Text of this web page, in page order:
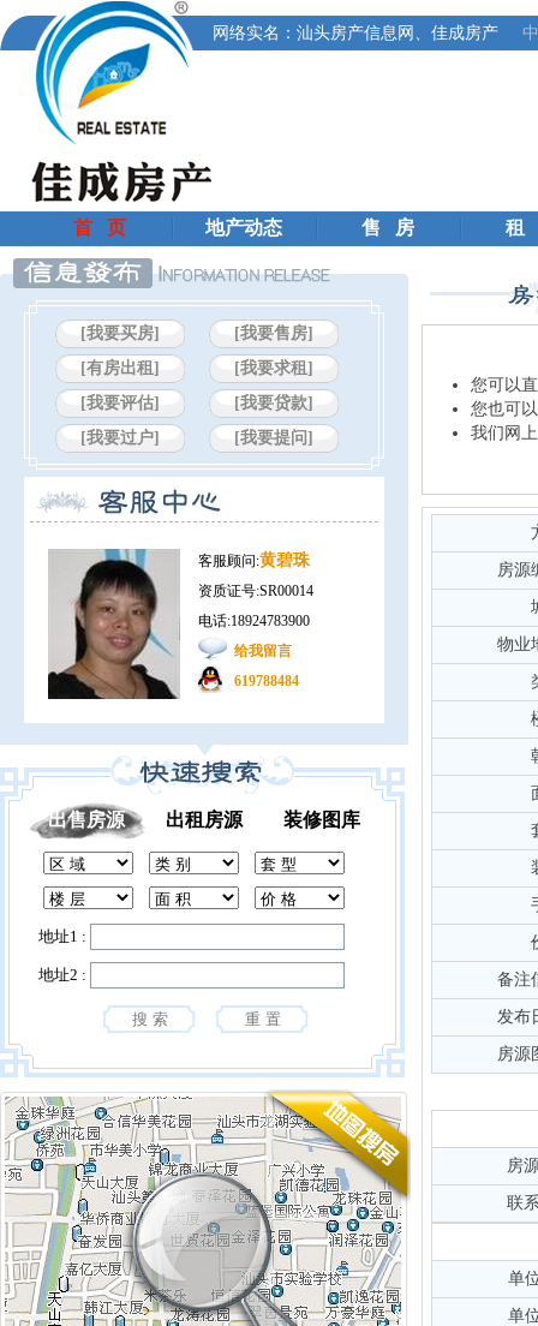
网络实名：汕头房产信息网、佳成房产
首 页 地产动态 售 房 租
[我要买房]
[我要售房]
[有房出租]
[我要求租]
[我要评估]
[我要贷款]
[我要过户]
[我要提问]
客服顾问:黄碧珠
资质证号:SR00014
电话:18924783900
给我留言
619788484
出售房源 出租房源 装修图库
地址1 :
地址2 :
您可以
您也可
我们网
房源
物业
备注
发布
房源
房
联
单
单